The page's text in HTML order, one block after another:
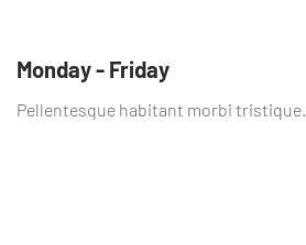
Monday - Friday
Pellentesque habitant morbi tristique.